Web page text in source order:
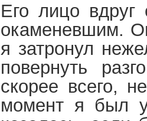
Его лицо вдруг
окаменевшим.
я затронул
повернуть
скорее всего,
момент я был